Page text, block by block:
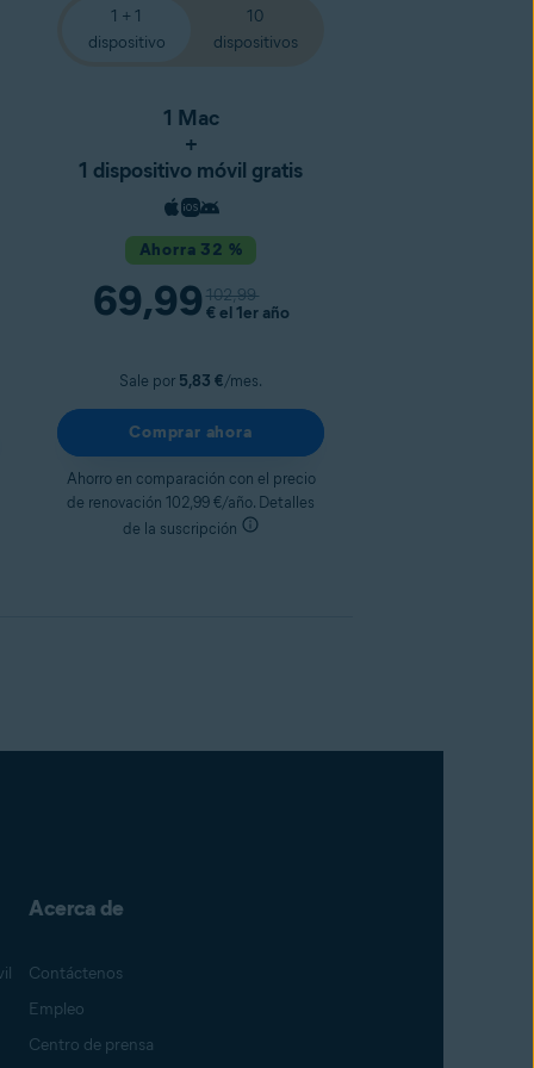
1 + 1
dispositivo
10
dispositivos
1 Mac
+
1 dispositivo móvil gratis
Ahorra 32 %
69,99 102,99
€el 1er año
Sale por 5,83 €/mes.
Comprar ahora
Ahorro en comparación con el precio
de renovación 102,99 €/año. Detalles
de la suscripción
Acerca de
Contáctenos
Empleo
Centro de prensa